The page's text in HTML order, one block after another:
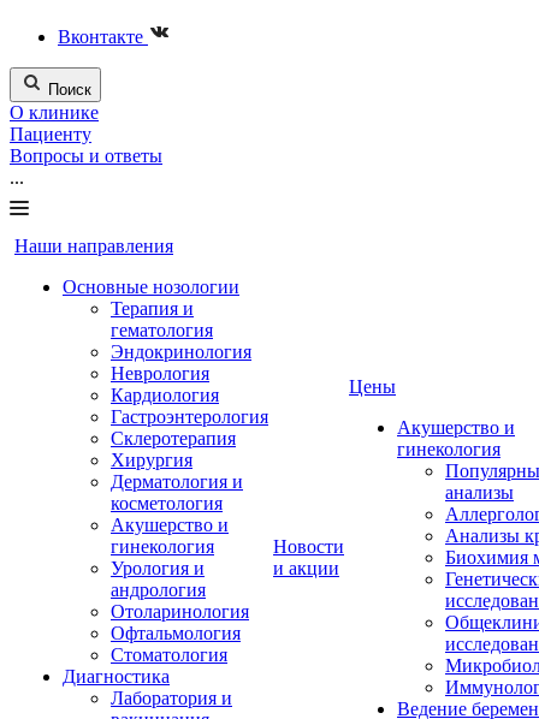
Вконтакте
Поиск
О клинике
Пациенту
Вопросы и ответы
...
Наши направления
Основные нозологии
Терапия и
гематология
Эндокринология
Неврология
Кардиология
Гастроэнтерология
Склеротерапия
Хирургия
Дерматология и
косметология
Акушерство и
гинекология
Урология и
андрология
Отоларинология
Офтальмология
Стоматология
Диагностика
Лаборатория и
Новости
и акции
Цены
Акушерство и
гинекология
анализы
Анализы
Биохимия
Ведение